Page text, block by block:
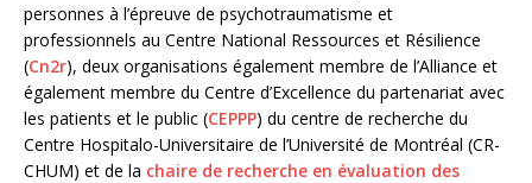
personnes à l’épreuve de psychotraumatisme et
professionnels au Centre National Ressources et Résilience
(Cn2r), deux organisations également membre de l’Alliance et
également membre du Centre d’Excellence du partenariat avec
les patients et le public (CEPPP) du centre de recherche du
Centre Hospitalo-Universitaire de l’Université de Montréal (CR-
CHUM) et de la chaire de recherche en évaluation des